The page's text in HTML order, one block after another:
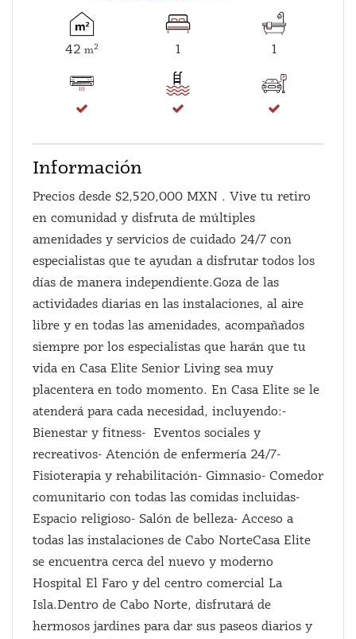
42m2 1 1
Información
Precios desde $2,520,000 MXN . Vive tu retiro
en comunidad y disfruta de múltiples
amenidades y servicios de cuidado 24/7 con
especialistas que te ayudan a disfrutar todos los
días de manera independiente.Goza de las
actividades diarias en las instalaciones, al aire
libre y en todas las amenidades, acompañados
siempre por los especialistas que harán que tu
vida en Casa Elite Senior Living sea muy
placentera en todo momento. En Casa Elite se le
atenderá para cada necesidad, incluyendo:-
Bienestar y fitness- Eventos sociales y
recreativos- Atención de enfermería 24/7-
Fisioterapia y rehabilitación- Gimnasio- Comedor
comunitario con todas las comidas incluidas-
Espacio religioso- Salón de belleza- Acceso a
todas las instalaciones de Cabo NorteCasa Elite
se encuentra cerca del nuevo y moderno
Hospital El Faro y del centro comercial La
Isla.Dentro de Cabo Norte, disfrutará de
hermosos jardines para dar sus paseos diarios y